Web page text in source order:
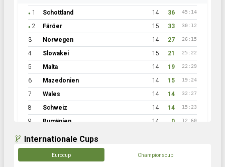
● 1 Schottland 14 36 45:14
● 2 Färöer 15 33 30:12
3 Norwegen 14 27 26:15
4 Slowakei 15 21 25:22
5 Malta 14 19 22:29
6 Mazedonien 14 15 19:24
7 Wales 14 14 32:27
8 Schweiz 14 14 15:23
9 Rumänien 14 0 12:60
Internationale Cups
Eurocup Championscup